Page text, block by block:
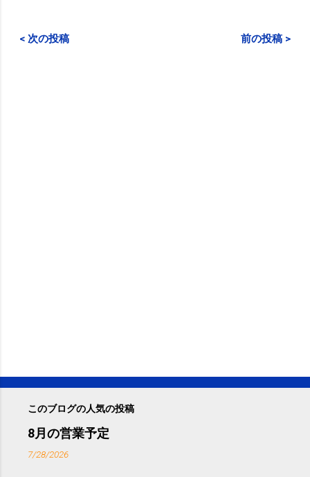
< 次の投稿 前の投稿 >
このブログの人気の投稿
8月の営業予定
7/28/2026